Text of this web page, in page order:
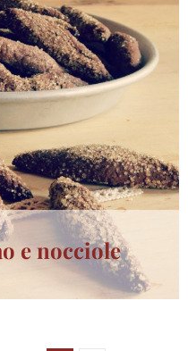
e nocciole